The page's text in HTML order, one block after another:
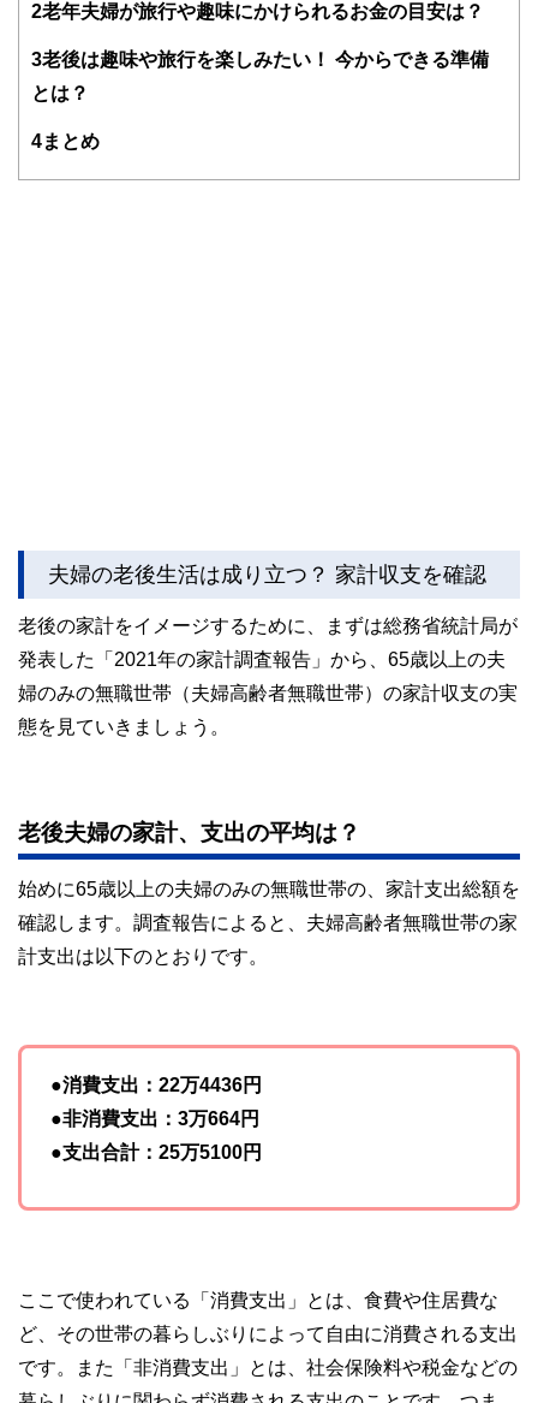
2老年夫婦が旅行や趣味にかけられるお金の目安は？
3老後は趣味や旅行を楽しみたい！ 今からできる準備
とは？
4まとめ
夫婦の老後生活は成り立つ？ 家計収支を確認
老後の家計をイメージするために、まずは総務省統計局が
発表した「2021年の家計調査報告」から、65歳以上の夫
婦のみの無職世帯（夫婦高齢者無職世帯）の家計収支の実
態を見ていきましょう。
老後夫婦の家計、支出の平均は？
始めに65歳以上の夫婦のみの無職世帯の、家計支出総額を
確認します。調査報告によると、夫婦高齢者無職世帯の家
計支出は以下のとおりです。
●消費支出：22万4436円
●非消費支出：3万664円
●支出合計：25万5100円
ここで使われている「消費支出」とは、食費や住居費な
ど、その世帯の暮らしぶりによって自由に消費される支出
です。また「非消費支出」とは、社会保険料や税金などの